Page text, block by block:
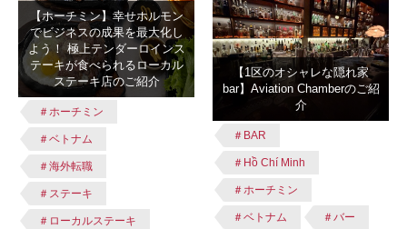
【ホーチミン】幸せホルモン
でビジネスの成果を最大化し
よう！ 極上テンダーロインス
テーキが食べられるローカル
ステーキ店のご紹介
＃ホーチミン
＃ベトナム
＃海外転職
＃ステーキ
＃ローカルステーキ
【1区のオシャレな隠れ家
bar】Aviation Chamberのご紹
介
＃BAR
＃Hồ Chí Minh
＃ホーチミン
＃ベトナム ＃バー